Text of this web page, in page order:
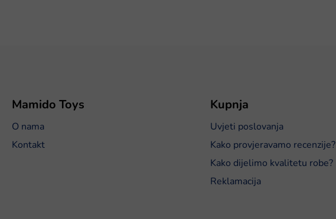
Mamido Toys
O nama
Kontakt
Kupnja
Uvjeti poslovanja
Kako provjeravamo recenzije?
Kako dijelimo kvalitetu robe?
Reklamacija